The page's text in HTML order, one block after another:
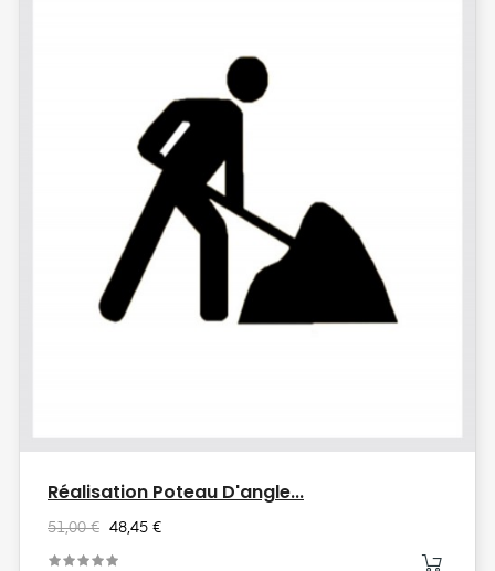
Réalisation Poteau D'angle...
51,00 € 48,45 €